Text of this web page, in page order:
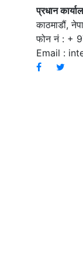
प्रधान
काठमाडौं,
फोन नं : +
Email :